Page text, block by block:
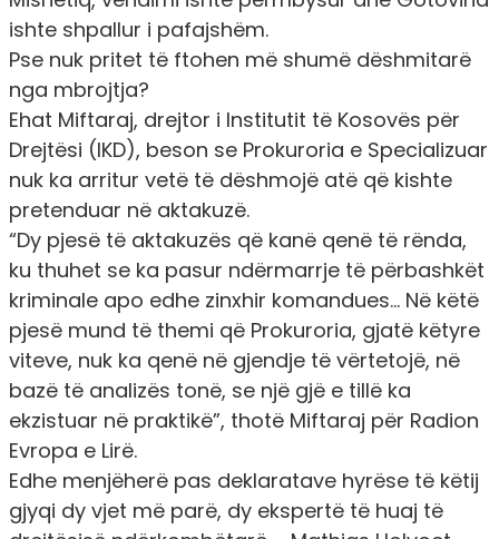
ishte shpallur i pafajshëm.
Pse nuk pritet të ftohen më shumë dëshmitarë
nga mbrojtja?
Ehat Miftaraj, drejtor i Institutit të Kosovës për
Drejtësi (IKD), beson se Prokuroria e Specializuar
nuk ka arritur vetë të dëshmojë atë që kishte
pretenduar në aktakuzë.
“Dy pjesë të aktakuzës që kanë qenë të rënda,
ku thuhet se ka pasur ndërmarrje të përbashkët
kriminale apo edhe zinxhir komandues… Në këtë
pjesë mund të themi që Prokuroria, gjatë këtyre
viteve, nuk ka qenë në gjendje të vërtetojë, në
bazë të analizës tonë, se një gjë e tillë ka
ekzistuar në praktikë”, thotë Miftaraj për Radion
Evropa e Lirë.
Edhe menjëherë pas deklaratave hyrëse të këtij
gjyqi dy vjet më parë, dy ekspertë të huaj të